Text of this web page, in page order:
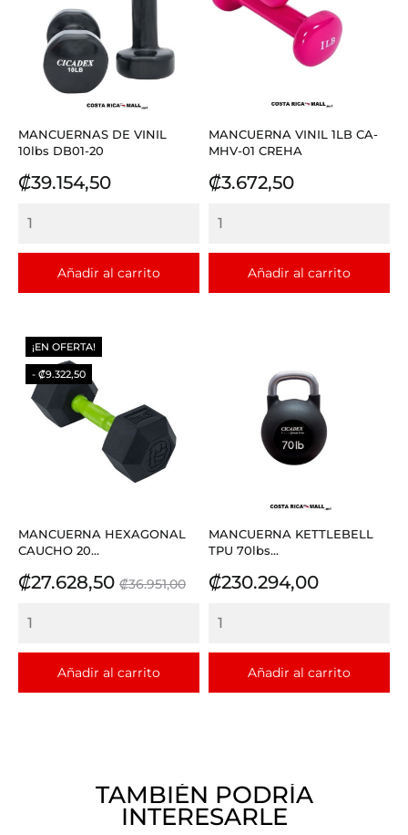
MANCUERNAS DE VINIL
10lbs DB01-20
Precio
₡39.154,50
Añadir al carrito
MANCUERNA VINIL 1LB CA-
MHV-01 CREHA
Precio
₡3.672,50
Añadir al carrito
MANCUERNA HEXAGONAL
CAUCHO 20...
Precio
₡27.628,50 Precio
₡36.951,00
Añadir al carrito
¡EN OFERTA!
- ₡9.322,50
MANCUERNA KETTLEBELL
TPU 70lbs...
Precio
₡230.294,00
Añadir al carrito
TAMBIÉN PODRÍA
INTERESARLE